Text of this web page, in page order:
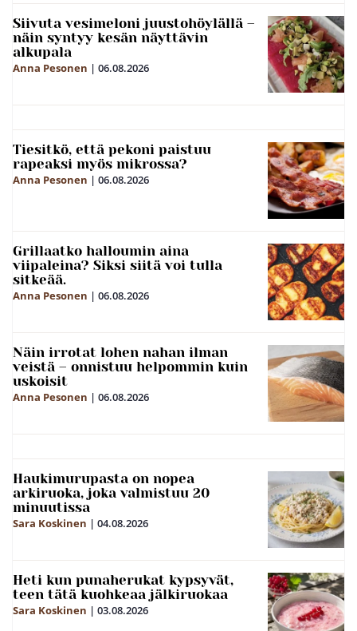
Siivuta vesimeloni juustohöylällä –
näin syntyy kesän näyttävin
alkupala
Anna Pesonen | 06.08.2026
Tiesitkö, että pekoni paistuu
rapeaksi myös mikrossa?
Anna Pesonen | 06.08.2026
Grillaatko halloumin aina
viipaleina? Siksi siitä voi tulla
sitkeää.
Anna Pesonen | 06.08.2026
Näin irrotat lohen nahan ilman
veistä – onnistuu helpommin kuin
uskoisit
Anna Pesonen | 06.08.2026
Haukimurupasta on nopea
arkiruoka, joka valmistuu 20
minuutissa
Sara Koskinen | 04.08.2026
Heti kun punaherukat kypsyvät,
teen tätä kuohkeaa jälkiruokaa
Sara Koskinen | 03.08.2026